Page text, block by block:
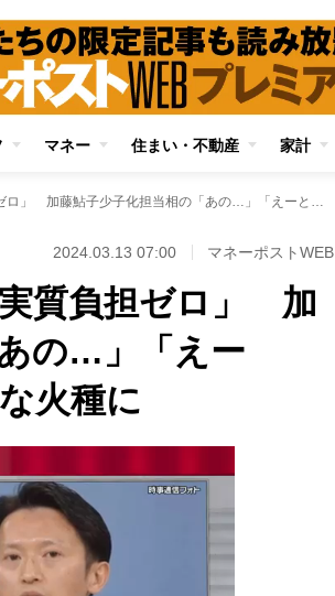
マネー 住まい・不動産 家計
迷走する子育て支援金「実質負担ゼロ」 加藤鮎子少子化担当相の「あの…」「えーと…」答弁は政権の新たな火種に
2024.03.13 07:00 マネーポストWEB
質負担ゼロ」 加
の…」「えー
火種に